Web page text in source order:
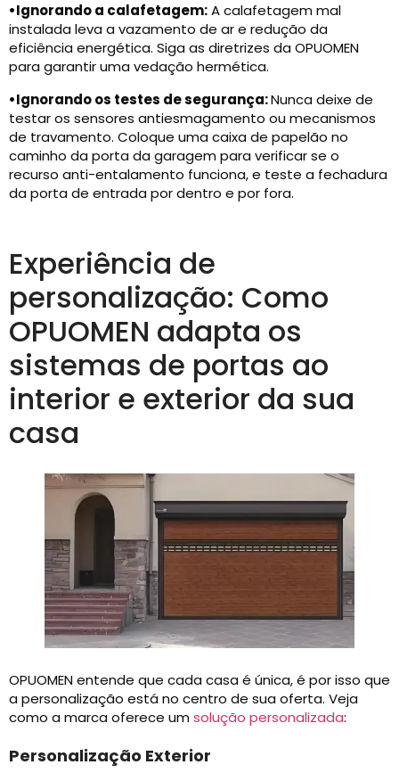
•Ignorando a calafetagem:A calafetagem mal
instalada leva a vazamento de ar e redução da
eficiência energética. Siga as diretrizes da OPUOMEN
para garantir uma vedação hermética.
•Ignorando os testes de segurança:Nunca deixe de
testar os sensores antiesmagamento ou mecanismos
de travamento. Coloque uma caixa de papelão no
caminho da porta da garagem para verificar se o
recurso anti-entalamento funciona, e teste a fechadura
da porta de entrada por dentro e por fora.
Experiência de
personalização: Como
OPUOMEN adapta os
sistemas de portas ao
interior e exterior da sua
casa
OPUOMEN entende que cada casa é única, é por isso que
a personalização está no centro de sua oferta. Veja
como a marca oferece um solução personalizada:
Personalização Exterior